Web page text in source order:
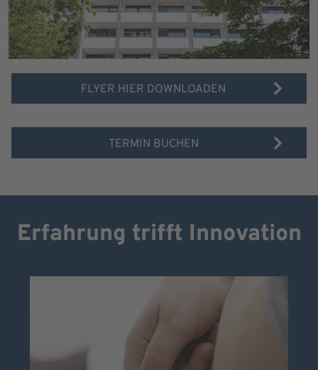
FLYER HIER DOWNLOADEN
TERMIN BUCHEN
Erfahrung trifft Innovation